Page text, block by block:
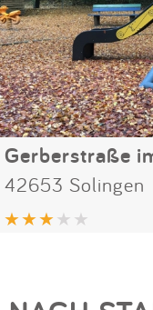
Gerberstraße
42653 Solingen